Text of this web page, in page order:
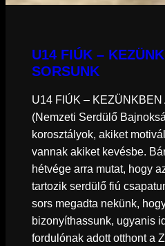
U14 FIÚK –
SORSUNK
U14 FIÚK – KEZÜNKBEN
(Nemzeti Serdülő
korosztályok, akiket
vannak akiket kevésbe.
hétvége arra mutat, hogy
tartozik serdülő fiú
sors megadta nekünk,
bizonyíthassunk, ugyanis
fordulónak adott otthont a